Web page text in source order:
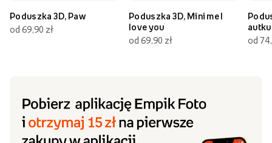
Poduszka 3D, Paw
od 69,90 zł
Poduszka 3D, Mini me I
love you
od 69,90 zł
autku
od